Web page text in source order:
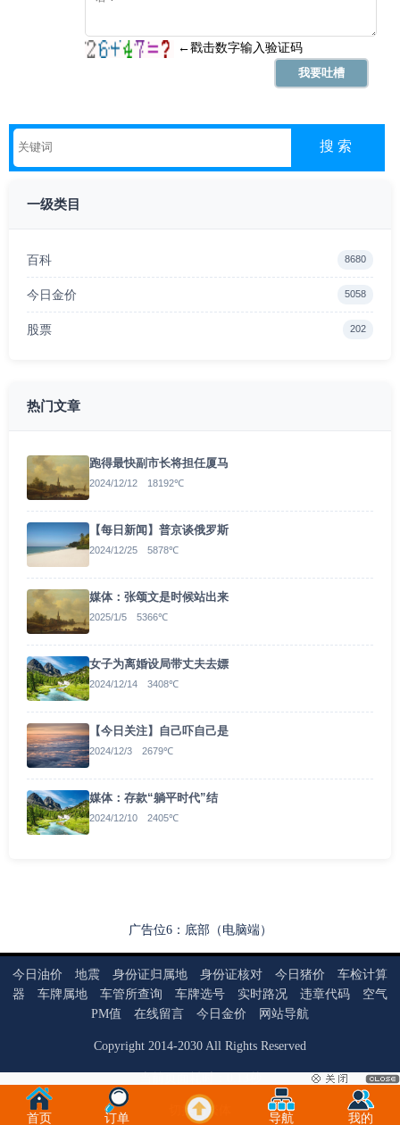
一级类目
百科 8680
今日金价 5058
股票 202
热门文章
跑得最快副市长将担任厦马
2024/12/12 18192℃
【每日新闻】普京谈俄罗斯
2024/12/25 5878℃
媒体：张颂文是时候站出来
2025/1/5 5366℃
女子为离婚设局带丈夫去嫖
2024/12/14 3408℃
【今日关注】自己吓自己是
2024/12/3 2679℃
媒体：存款“躺平时代”结
2024/12/10 2405℃
广告位6：底部（电脑端）
今日油价 地震 身份证归属地 身份证核对 今日猪价
车检计算
器
车牌属地 车管所查询 车牌选号 实时路况 违章代码
空气
PM值
在线留言 今日金价 网站导航
Copyright 2014-2030 All Rights Reserved
切换为繁体
首页 订单 导航 我的